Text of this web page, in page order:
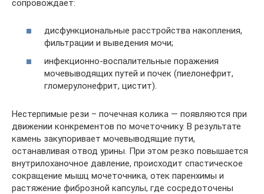
сопровождает:
дисфункциональные расстройства накопления,
фильтрации и выведения мочи;
инфекционно-воспалительные поражения
мочевыводящих путей и почек (пиелонефрит,
гломерулонефрит, цистит).
Нестерпимые рези – почечная колика — появляются при
движении конкрементов по мочеточнику. В результате
камень закупоривает мочевыводящие пути,
останавливая отвод урины. При этом резко повышается
внутрилоханочное давление, происходит спастическое
сокращение мышц мочеточника, отек паренхимы и
растяжение фиброзной капсулы, где сосредоточены